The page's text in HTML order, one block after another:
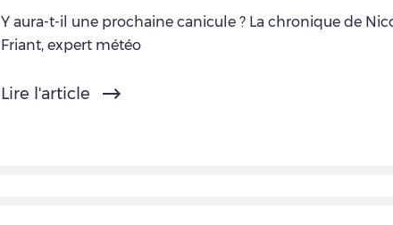
Y aura-t-il une prochaine canicule ? La chronique de
Friant, expert météo
Lire l'article